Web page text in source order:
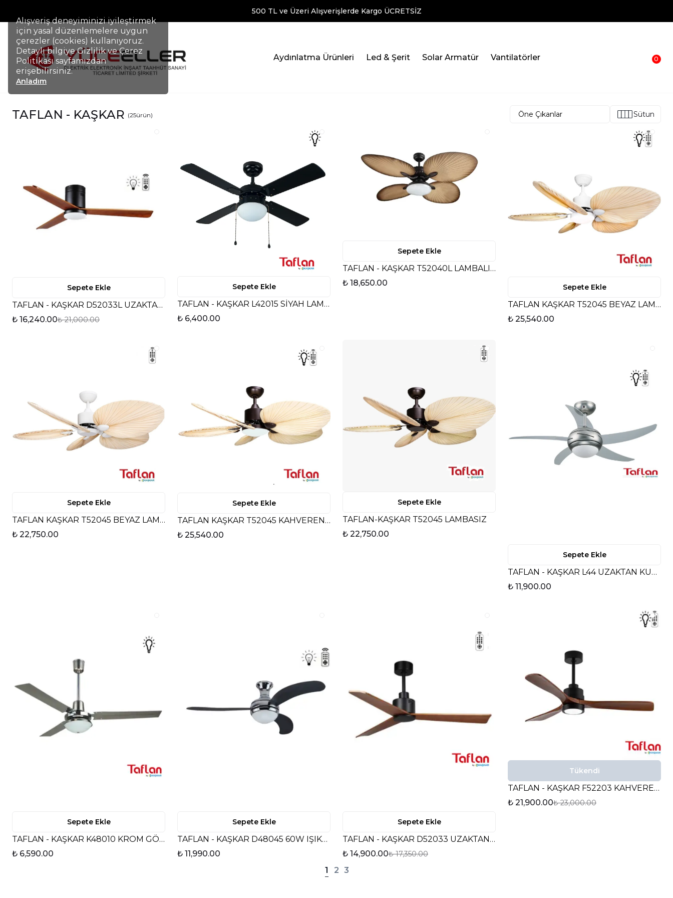
Alışveriş deneyiminizi iyileştirmek
için yasal düzenlemelere uygun
çerezler (cookies) kullanıyoruz.
Detaylı bilgiye Gizlilik ve Çerez
Politikası sayfamızdan
erişebilirsiniz.
Anladım
500 TL ve Üzeri Alışverişlerde Kargo ÜCRETSİZ
Aydınlatma Ürünleri Led & Şerit Solar Armatür Vantilatörler 0
TAFLAN - KAŞKAR (25ürün) Sütun
Sepete Ekle
TAFLAN - KAŞKAR D52033L UZAKTAN KUMANDALI TAVAN VANTİLATÖRÜ
₺ 16,240.00₺ 21,000.00
Sepete Ekle
TAFLAN - KAŞKAR L42015 SİYAH LAMBALI TAVAN VANTİLATÖRÜ
₺ 6,400.00
Sepete Ekle
TAFLAN - KAŞKAR T52040L LAMBALI UZAKTAN KUMANDALI TAVAN VANTİLATÖRÜ
₺ 18,650.00
Sepete Ekle
TAFLAN KAŞKAR T52045 BEYAZ LAMBALI
₺ 25,540.00
Sepete Ekle
TAFLAN KAŞKAR T52045 BEYAZ LAMBASIZ
₺ 22,750.00
Sepete Ekle
TAFLAN KAŞKAR T52045 KAHVERENGI LAMBALI
₺ 25,540.00
Sepete Ekle
TAFLAN-KAŞKAR T52045 LAMBASIZ
₺ 22,750.00
Sepete Ekle
TAFLAN - KAŞKAR L44 UZAKTAN KUMANDALI LAMBALI TAVAN VANTİLATÖRÜ
₺ 11,900.00
Sepete Ekle
TAFLAN - KAŞKAR K48010 KROM GÖVDE LAMBALI TAVAN VANTİLATÖRÜ
₺ 6,590.00
Sepete Ekle
TAFLAN - KAŞKAR D48045 60W IŞIKLI METALİK KROM GÖVDE KUMANDALI TAVAN VANTİLATÖRÜ
₺ 11,990.00
Sepete Ekle
TAFLAN - KAŞKAR D52033 UZAKTAN KUMANDALI TAVAN VANTİLATÖRÜ
₺ 14,900.00₺ 17,350.00
Tükendi
TAFLAN - KAŞKAR F52203 KAHVERENGİ UZAKTAN KUMANDALI LAMBALI TAVAN VANTİLATÖRÜ
₺ 21,900.00₺ 23,000.00
1 2 3